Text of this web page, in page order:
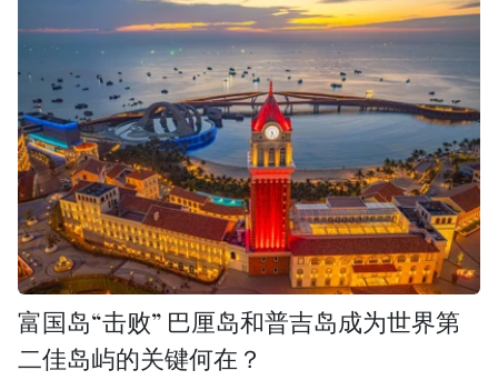
富国岛“击败” 巴厘岛和普吉岛成为世界第
二佳岛屿的关键何在？